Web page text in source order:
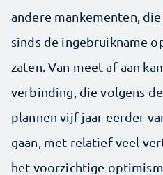
andere mankementen,
sinds de ingebruikname
zaten. Van meet af aan
verbinding, die volgens
plannen vijf jaar eerder
gaan, met relatief veel
het voorzichtige